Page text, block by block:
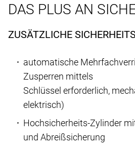
DAS PLUS AN
ZUSÄTZLICHE
automatische
Zusperren mittels
Schlüssel erforderlich,
elektrisch)
Hochsicherheits-Zylinder
und Abreißsicherung